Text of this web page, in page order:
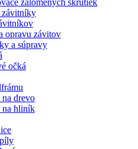
závitníky
opravu závitov
a súpravy
očká
drevo
na hliník